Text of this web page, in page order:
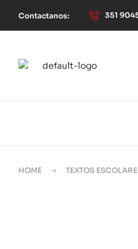
Contactanos: 351
HOME TEXTOS